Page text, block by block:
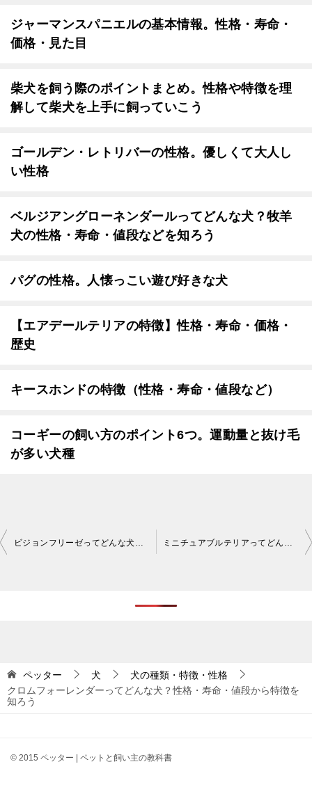
ジャーマンスパニエルの基本情報。性格・寿命・
価格・見た目
柴犬を飼う際のポイントまとめ。性格や特徴を理
解して柴犬を上手に飼っていこう
ゴールデン・レトリバーの性格。優しくて大人し
い性格
ベルジアングローネンダールってどんな犬？牧羊
犬の性格・寿命・値段などを知ろう
パグの性格。人懐っこい遊び好きな犬
【エアデールテリアの特徴】性格・寿命・価格・
歴史
キースホンドの特徴（性格・寿命・値段など）
コーギーの飼い方のポイント6つ。運動量と抜け毛
が多い犬種
投
シ
ョ
ビジョンフリーゼってどんな犬？性格・寿命・値段などを知ろう ミニチュアブルテリアってどんな犬？性格・寿命・値段などの特徴を知ろう
ペッター 犬
犬の種類・特徴・性格
クロムフォーレンダーってどんな犬？性格・寿命・値段から特徴を
知ろう
© 2015 ペッター | ペットと飼い主の教科書